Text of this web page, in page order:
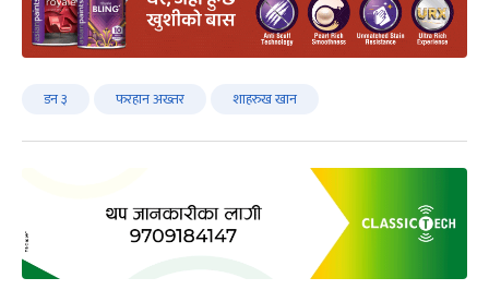
डन ३ फरहान अख्तर शाहरुख खान